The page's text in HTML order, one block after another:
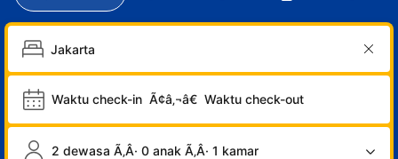
Waktu check-in Ã¢â‚¬â€ Waktu check-out
2 dewasa Ã‚Â· 0 anak Ã‚Â· 1 kamar